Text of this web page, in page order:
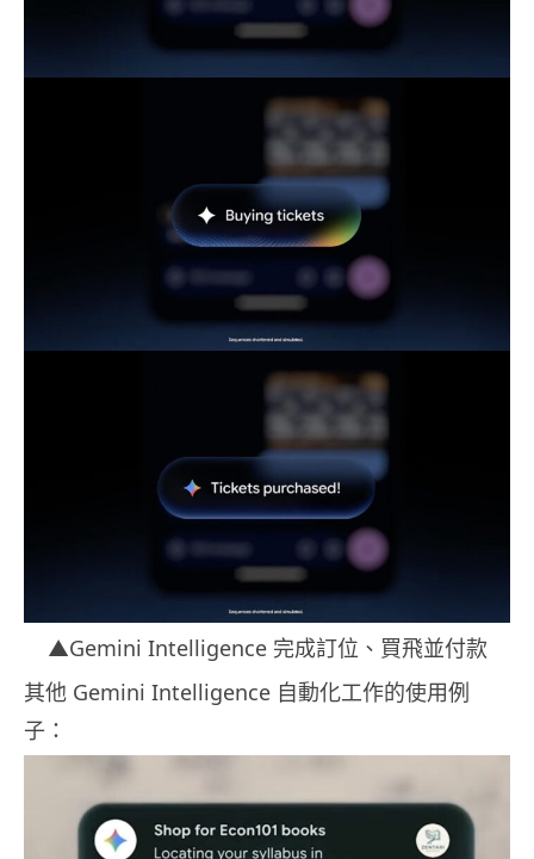
▲Gemini Intelligence 完成訂位、買飛並付款
其他 Gemini Intelligence 自動化工作的使用例
子：